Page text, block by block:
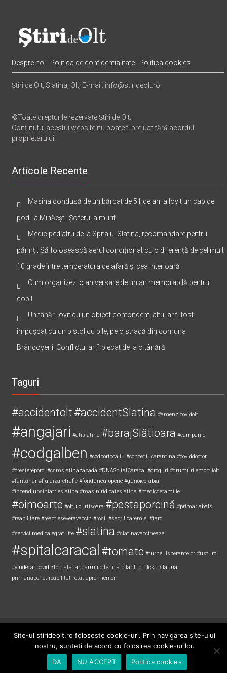
Despre noi Politica de confidentialitate Politica cookies
Știri de Olt, Slatina, Olt, E-mail: info@stirideolt.ro.
©Toate drepturile rezervate Știri de Olt.
Conținutul acestui website nu poate fi preluat fără acordul
proprietarului.
Articole Recente
Mașina condusă de un bărbat de 51 de ani a lovit un cap de
pod, la Mihăești. Șoferul a murit
Medic pediatru de la Spitalul Slatina, recomandare pentru
părinți: Să folosească aerul condiționat cu o diferență de cel mult
10 grade între temperatura de afară și cea interioară
Cum organizezi o aniversare de un an memorabilă pentru
copil
Un tânăr, lovit cu un obiect contondent, altul ar fi fost
împușcat cu un pistol cu bile, pe o stradă din comuna
Brâncoveni. Conflictul ar fi plecat de la o tânără
Taguri
#accidentolt #accidentSlatina #amenzicovidolt
#angajari #atislatina #barajSlătioara #campanie
#codgalben #codportocaliu #concediucarantina #coviddoctor
#crestereporci #csmslatinazapada #DNASpitalCaracal #droguri #drumurilemortiiolt
#fantanar #fluidizaretrafic #fondurieuropene #gunoicorabia
#incendiupsihiatrieslatina #masiniridicateslatina #medicdefamilie
#oimoarte #oltulcurtisoara #pestaporcină #primariabals
#reabilitare #reactieseveravaccin #rosii #sacrificaremiel #targ
#serviciimedicalegratuite #slatina #slatinavaccineaza
#spitalcaracal #tomate #turneulsperantelor #usturoi
#vindecaricovid 3tomata jandarmii olteni la bilant lotulcsmslatina
primariaperietireabilitat rotatiapremierilor
ThemeGrill. Powered byWordPress.
Site-ul stirideolt.ro foloseste cookie-uri. Prin navigarea site-ului
nostru, sunteti de acord cu folosirea cookie-urilor.
DA
NU ACCEPT Politica cookies